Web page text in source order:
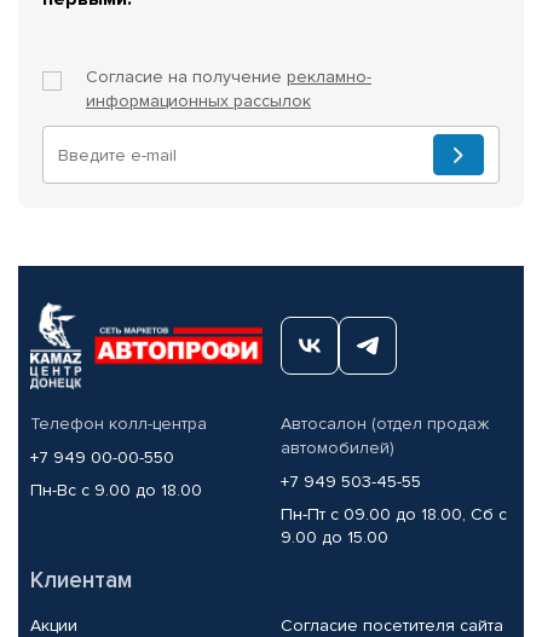
Согласие на получение рекламно-
информационных рассылок
Телефон колл-центра
+7 949 00-00-550
Пн-Вс с 9.00 до 18.00
Автосалон (отдел продаж
автомобилей)
+7 949 503-45-55
Пн-Пт с 09.00 до 18.00, Сб с
9.00 до 15.00
Клиентам
Акции
Согласие посетителя сайта